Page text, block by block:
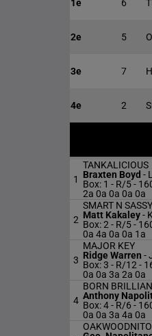
1e 6
2e 5
3e 7
4e 2
1
TANKALICIOUS
Braxten Boyd -
Box: 1 - R/5 -
2a 0a 0a 0a 0a
2
SMART N SASSY
Matt Kakaley-
Box: 2 - R/5 -
0a 4a 0a 0a 1a
3
MAJOR KEY
Ridge Warren -
Box: 3 - R/12 -
0a 0a 3a 2a 0a
4
BORN
Anthony
Box: 4 - R/6 -
0a 0a 3a 4a 0a